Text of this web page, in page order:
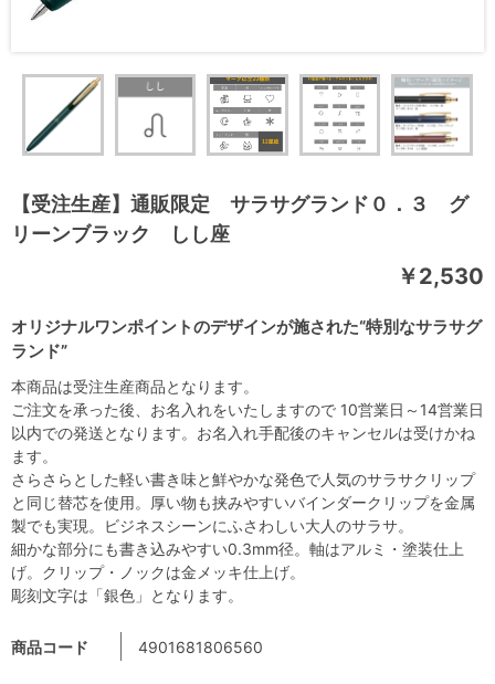
【受注生産】通販限定 サラサグランド０．３ グ
リーンブラック しし座
オリジナルワンポイントのデザインが施された“特別なサラサグ
ランド”
￥2,530
商品コード 4901681806560
本商品は受注生産商品となります。
ご注文を承った後、お名入れをいたしますので 10営業日～14営業日
以内での発送となります。お名入れ手配後のキャンセルは受けかね
ます。
さらさらとした軽い書き味と鮮やかな発色で人気のサラサクリップ
と同じ替芯を使用。厚い物も挟みやすいバインダークリップを金属
製でも実現。ビジネスシーンにふさわしい大人のサラサ。
細かな部分にも書き込みやすい0.3mm径。軸はアルミ・塗装仕上
げ。クリップ・ノックは金メッキ仕上げ。
彫刻文字は「銀色」となります。